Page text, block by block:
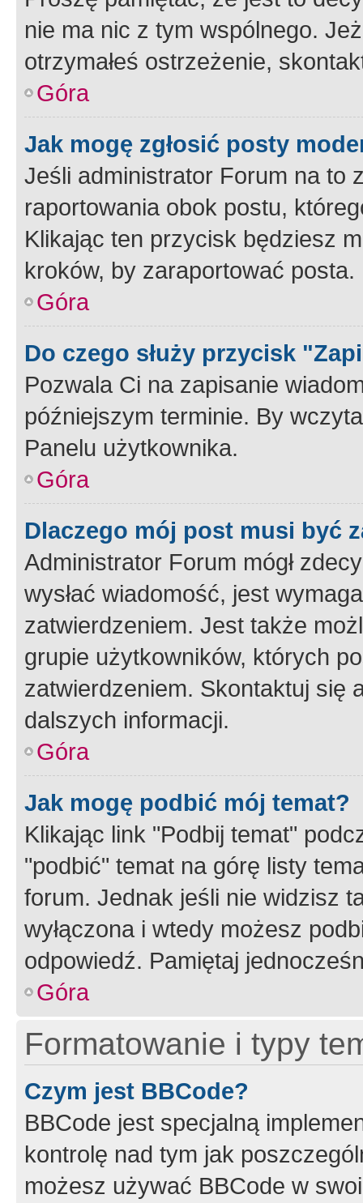
nie ma nic z tym wspólnego.
otrzymałeś ostrzeżenie,
Góra
Jak mogę zgłosić posty
Jeśli administrator Forum na to
raportowania obok postu,
Klikając ten przycisk będziesz
kroków, by zaraportować posta.
Góra
Do czego służy przycisk
Pozwala Ci na zapisanie
późniejszym terminie. By
Panelu użytkownika.
Góra
Dlaczego mój post musi być
Administrator Forum mógł
wysłać wiadomość, jest
zatwierdzeniem. Jest także
grupie użytkowników, których
zatwierdzeniem. Skontaktuj się
dalszych informacji.
Góra
Jak mogę podbić mój temat?
Klikając link "Podbij temat"
"podbić" temat na górę listy
forum. Jednak jeśli nie widzisz
wyłączona i wtedy możesz
odpowiedź. Pamiętaj
Góra
Formatowanie i typy
Czym jest BBCode?
BBCode jest specjalną
kontrolę nad tym jak
możesz używać BBCode w